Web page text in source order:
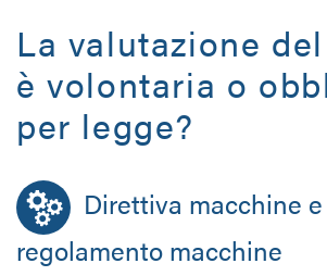
La valutazione
è volontaria o
per legge?
Direttiva macchine e
regolamento macchine